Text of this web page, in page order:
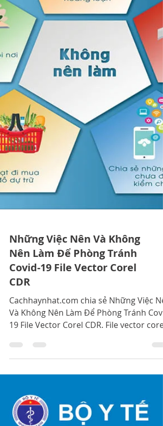
Những Việc Nên Và Không
Nên Làm Để Phòng Tránh
Cachhaynhat.com chia sẻ Những Việc
Và Không Nên Làm Để Phòng Tránh